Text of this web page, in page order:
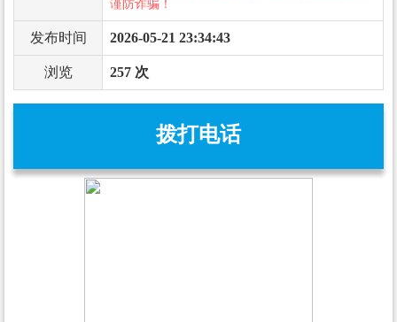
谨防诈骗！
发布时间 2026-05-21 23:34:43
浏览 257 次
拨打电话